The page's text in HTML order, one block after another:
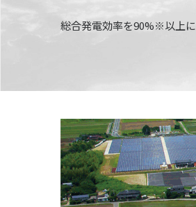
総合発電効率を90%※以上